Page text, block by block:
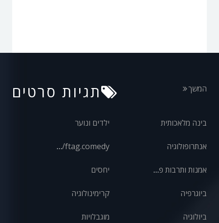
תגיות סרטים המשך
בינה מלאכותית
אנתרופולוגיה
אמנות ותרבות פופולרית
ביוגרפיה
ביולוגיה
ילדים ונוער
front/ftag.comedy
יחסים
קרימינולוגיה
מוגבלויות